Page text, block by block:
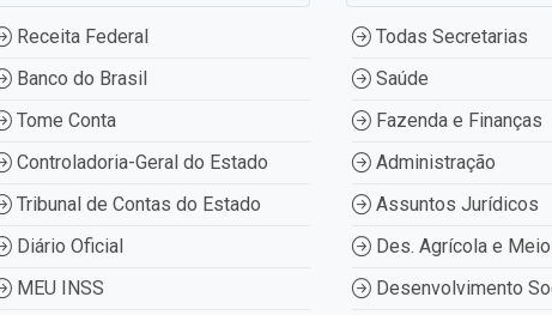
Receita Federal
Banco do Brasil
Tome Conta
Controladoria-Geral do Estado
Tribunal de Contas do Estado
Diário Oficial
MEU INSS
Todas Secretarias
Saúde
Fazenda e Finanças
Administração
Assuntos Jurídicos
Des. Agrícola e
Desenvolvimento